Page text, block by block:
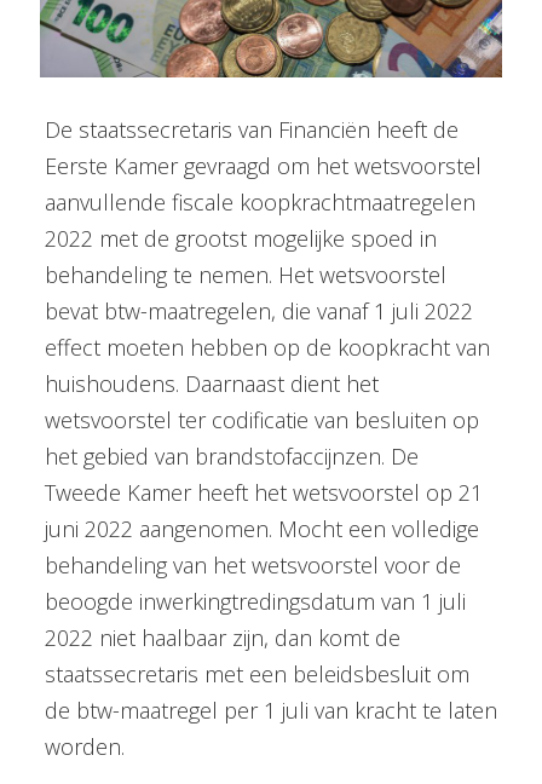
De staatssecretaris van Financiën heeft de
Eerste Kamer gevraagd om het wetsvoorstel
aanvullende fiscale koopkrachtmaatregelen
2022 met de grootst mogelijke spoed in
behandeling te nemen. Het wetsvoorstel
bevat btw-maatregelen, die vanaf 1 juli 2022
effect moeten hebben op de koopkracht van
huishoudens. Daarnaast dient het
wetsvoorstel ter codificatie van besluiten op
het gebied van brandstofaccijnzen. De
Tweede Kamer heeft het wetsvoorstel op 21
juni 2022 aangenomen. Mocht een volledige
behandeling van het wetsvoorstel voor de
beoogde inwerkingtredingsdatum van 1 juli
2022 niet haalbaar zijn, dan komt de
staatssecretaris met een beleidsbesluit om
de btw-maatregel per 1 juli van kracht te laten
worden.